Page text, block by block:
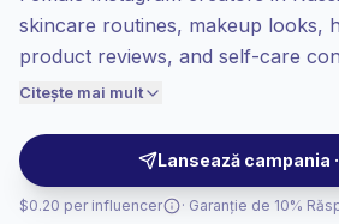
skincare routines, makeup looks,
product reviews, and self-care
beauty, wellness, and personal
verified engagement.
Citește mai mult
Lansează campania
$0.20 per influencer
valoare per contact.
Engagement mai scăzut(1.6% ER mediu),
bine, deci prețuim în consecință.
· Garanție de 10%